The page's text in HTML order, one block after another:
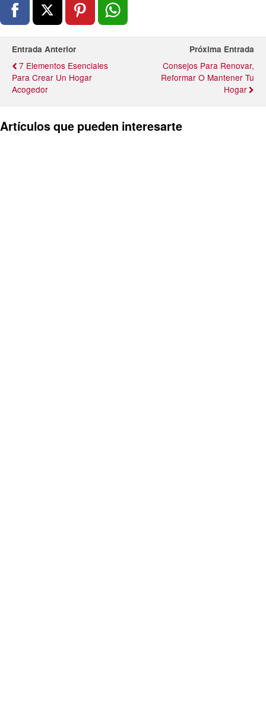
Entrada Anterior
7 Elementos Esenciales
Para Crear Un Hogar
Acogedor
Próxima Entrada
Consejos Para Renovar,
Reformar O Mantener Tu
Hogar
Artículos que pueden interesarte